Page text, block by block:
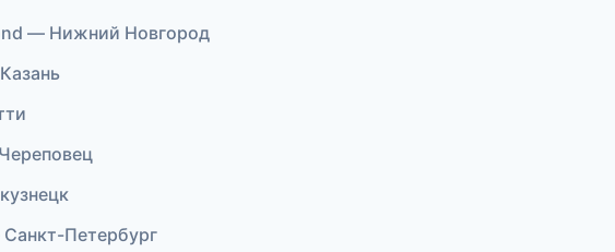
— Нижний Новгород
Петербург